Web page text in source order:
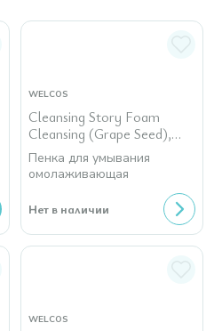
WELCOS
Cleansing Story Foam
Cleansing (Grape Seed),
120 гр
Пенка для умывания
омолаживающая
Нет в наличии
WELCOS